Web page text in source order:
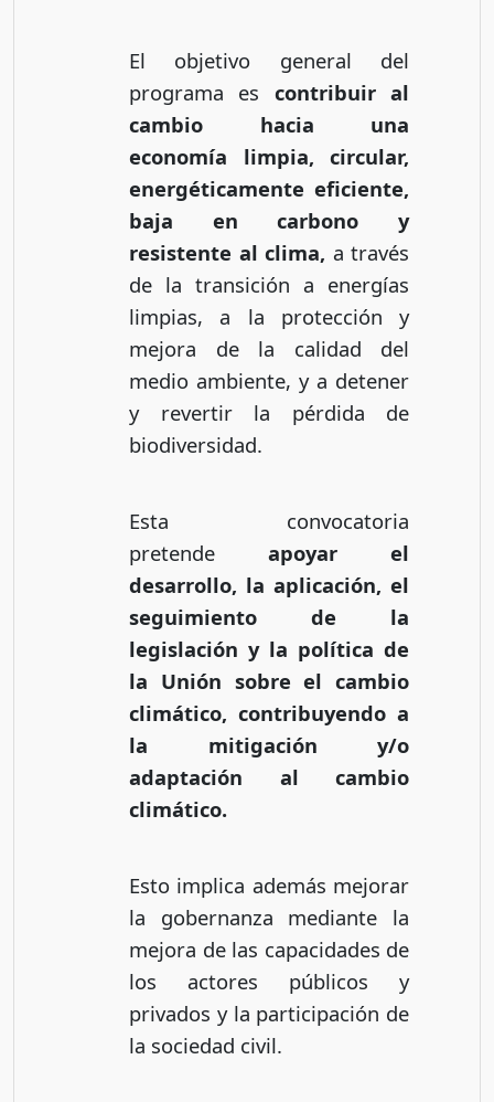
El objetivo general del
programa es contribuir al
cambio hacia una
economía limpia, circular,
energéticamente eficiente,
baja en carbono y
resistente al clima, a través
de la transición a energías
limpias, a la protección y
mejora de la calidad del
medio ambiente, y a detener
y revertir la pérdida de
biodiversidad.
Esta convocatoria
pretende apoyar el
desarrollo, la aplicación, el
seguimiento de la
legislación y la política de
la Unión sobre el cambio
climático, contribuyendo a
la mitigación y/o
adaptación al cambio
climático.
Esto implica además mejorar
la gobernanza mediante la
mejora de las capacidades de
los actores públicos y
privados y la participación de
la sociedad civil.